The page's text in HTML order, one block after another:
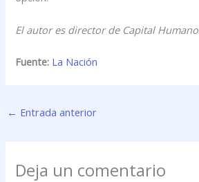
El autor es director de Capital Humano
Fuente: La Nación
← Entrada anterior
Deja un comentario